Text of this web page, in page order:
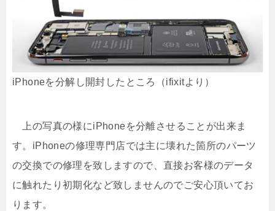
iPhoneを分解し開封したところ（ifixitより）
上の写真の様にiPhoneを分離させることが出来ま
す。iPhoneの修理専門店では主に壊れた箇所のパーツ
の交換での修理を致しますので、直接お客様のデータ
に触れたり初期化など致しませんのでご安心頂いてお
ります。